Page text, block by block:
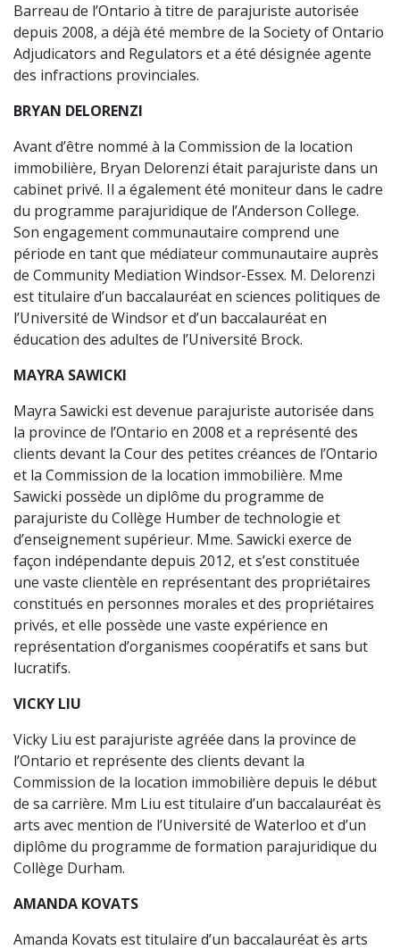
Barreau de l’Ontario à titre de parajuriste autorisée
depuis 2008, a déjà été membre de la Society of Ontario
Adjudicators and Regulators et a été désignée agente
des infractions provinciales.
BRYAN DELORENZI
Avant d’être nommé à la Commission de la location
immobilière, Bryan Delorenzi était parajuriste dans un
cabinet privé. Il a également été moniteur dans le cadre
du programme parajuridique de l’Anderson College.
Son engagement communautaire comprend une
période en tant que médiateur communautaire auprès
de Community Mediation Windsor-Essex. M. Delorenzi
est titulaire d’un baccalauréat en sciences politiques de
l’Université de Windsor et d’un baccalauréat en
éducation des adultes de l’Université Brock.
MAYRA SAWICKI
Mayra Sawicki est devenue parajuriste autorisée dans
la province de l’Ontario en 2008 et a représenté des
clients devant la Cour des petites créances de l’Ontario
et la Commission de la location immobilière. Mme
Sawicki possède un diplôme du programme de
parajuriste du Collège Humber de technologie et
d’enseignement supérieur. Mme. Sawicki exerce de
façon indépendante depuis 2012, et s’est constituée
une vaste clientèle en représentant des propriétaires
constitués en personnes morales et des propriétaires
privés, et elle possède une vaste expérience en
représentation d’organismes coopératifs et sans but
lucratifs.
VICKY LIU
Vicky Liu est parajuriste agréée dans la province de
l’Ontario et représente des clients devant la
Commission de la location immobilière depuis le début
de sa carrière. Mm Liu est titulaire d’un baccalauréat ès
arts avec mention de l’Université de Waterloo et d’un
diplôme du programme de formation parajuridique du
Collège Durham.
AMANDA KOVATS
Amanda Kovats est titulaire d’un baccalauréat ès arts